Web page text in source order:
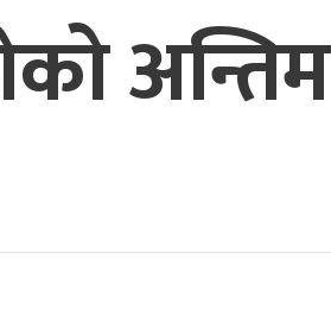
अन्तिम